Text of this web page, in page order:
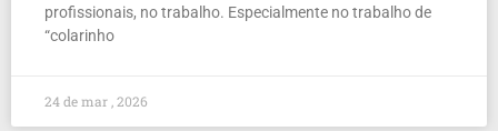
profissionais, no trabalho. Especialmente no trabalho de
“colarinho
24 de mar , 2026